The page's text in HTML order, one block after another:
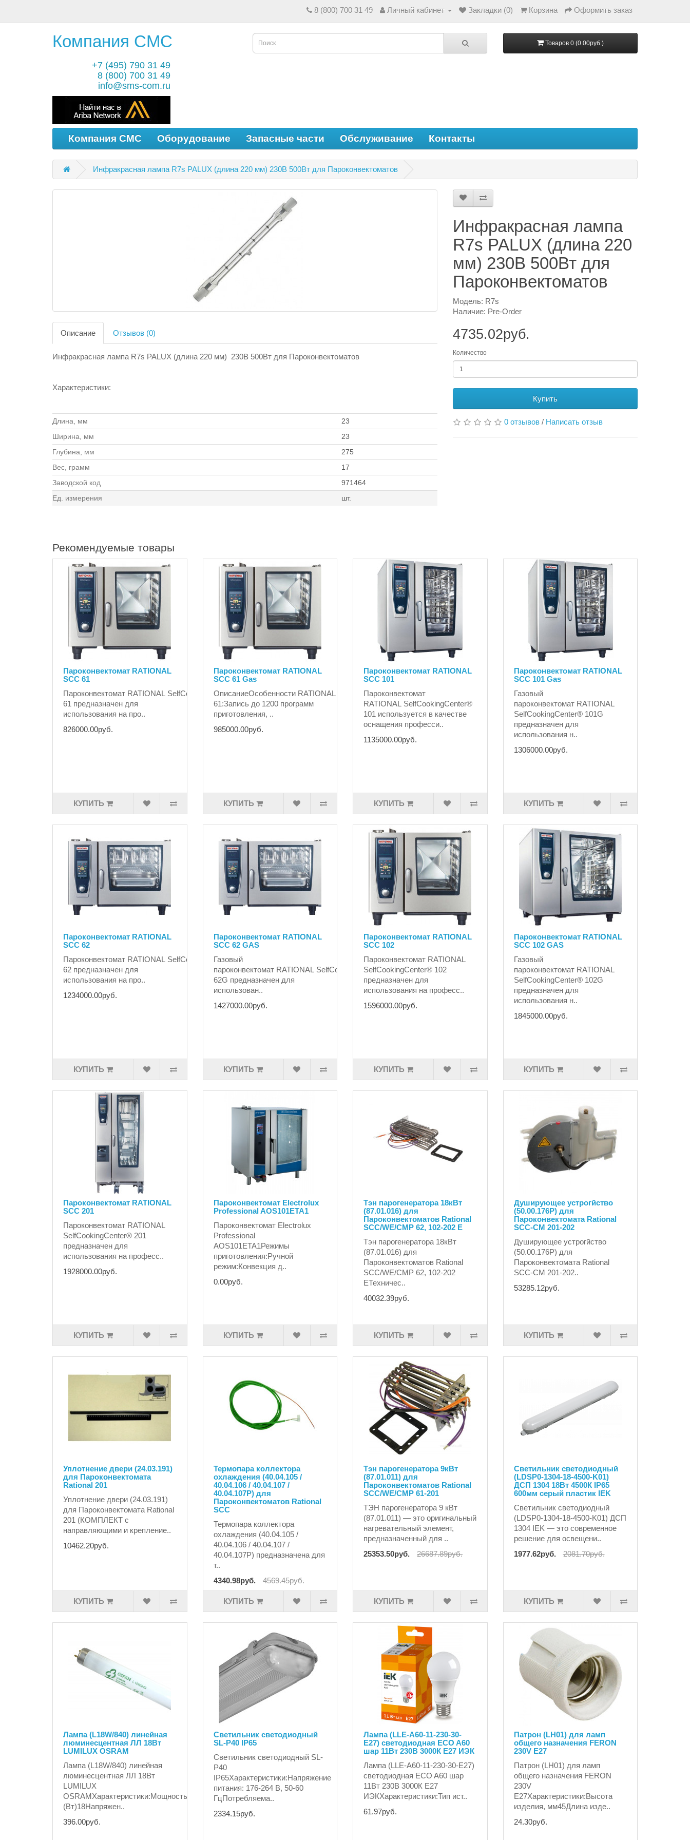
8 (800) 700 31 49 Личный кабинет Закладки (0) Корзина Оформить заказ
Компания СМС
+7 (495) 790 31 49
8 (800) 700 31 49
info@sms-com.ru
Товаров 0 (0.00руб.)
Компания СМС Оборудование Запасные части Обслуживание Контакты
Инфракрасная лампа R7s PALUX (длина 220 мм) 230В 500Вт для Пароконвектоматов
Описание Отзывов (0)
Инфракрасная лампа R7s PALUX (длина 220 мм) 230В 500Вт для Пароконвектоматов
Характеристики:
Длина, мм
23
Ширина, мм
23
Глубина, мм
275
Вес, грамм
17
Заводской код
971464
Ед. измерения
шт.
Инфракрасная лампа
R7s PALUX (длина 220
мм) 230В 500Вт для
Пароконвектоматов
Модель: R7s
Наличие: Pre-Order
4735.02руб.
Количество
Купить
0 отзывов / Написать отзыв
Рекомендуемые товары
Пароконвектомат RATIONAL
SCC 61
Пароконвектомат RATIONAL SelfCookingCenter®
61 ​предназначен для
использования на про..
826000.00руб.
КУПИТЬ
Пароконвектомат RATIONAL
SCC 61 Gas
ОписаниеОсобенности RATIONAL SelfCookingCenter®
61:Запись до 1200 программ
приготовления, ..
985000.00руб.
КУПИТЬ
Пароконвектомат RATIONAL
SCC 101
Пароконвектомат
RATIONAL SelfCookingCenter®
101 используется в качестве
оснащения професси..
1135000.00руб.
КУПИТЬ
Пароконвектомат RATIONAL
SCC 101 Gas
Газовый
пароконвектомат RATIONAL
SelfCookingCenter® 101G ​
предназначен для
использования н..
1306000.00руб.
КУПИТЬ
Пароконвектомат RATIONAL
SCC 62
Пароконвектомат RATIONAL SelfCookingCenter®
62 ​предназначен для
использования на про..
1234000.00руб.
КУПИТЬ
Пароконвектомат RATIONAL
SCC 62 GAS
Газовый
пароконвектомат RATIONAL SelfCookingCenter®
62G ​предназначен для
использован..
1427000.00руб.
КУПИТЬ
Пароконвектомат RATIONAL
SCC 102
Пароконвектомат RATIONAL
SelfCookingCenter® 102 ​
предназначен для
использования на професс..
1596000.00руб.
КУПИТЬ
Пароконвектомат RATIONAL
SCC 102 GAS
Газовый
пароконвектомат RATIONAL
SelfCookingCenter® 102G ​
предназначен для
использования н..
1845000.00руб.
КУПИТЬ
Пароконвектомат RATIONAL
SCC 201
Пароконвектомат RATIONAL
SelfCookingCenter® 201 ​
предназначен для
использования на професс..
1928000.00руб.
КУПИТЬ
Пароконвектомат Electrolux
Professional AOS101ETA1
Пароконвектомат Electrolux
Professional
AOS101ETA1Режимы
приготовления:Ручной
режим:Конвекция д..
0.00руб.
КУПИТЬ
Тэн парогенератора 18кВт
(87.01.016) для
Пароконвектоматов Rational
SCC/WE/CMP 62, 102-202 E
Тэн парогенератора 18кВт
(87.01.016) для
Пароконвектоматов Rational
SCC/WE/CMP 62, 102-202
EТехничес..
40032.39руб.
КУПИТЬ
Душирующее устрогйство
(50.00.176P) для
Пароконвектомата Rational
SCC-CM 201-202
Душирующее устрогйство
(50.00.176P) для
Пароконвектомата Rational
SCC-CM 201-202..
53285.12руб.
КУПИТЬ
Уплотнение двери (24.03.191)
для Пароконвектомата
Rational 201
Уплотнение двери (24.03.191)
для Пароконвектомата Rational
201 (КОМПЛЕКТ с
направляющими и крепление..
10462.20руб.
КУПИТЬ
Термопара коллектора
охлаждения (40.04.105 /
40.04.106 / 40.04.107 /
40.04.107P) для
Пароконвектоматов Rational
SCC
Термопара коллектора
охлаждения (40.04.105 /
40.04.106 / 40.04.107 /
40.04.107P) предназначена для
т..
4340.98руб.
4569.45руб.
КУПИТЬ
Тэн парогенератора 9кВт
(87.01.011) для
Пароконвектоматов Rational
SCC/WE/CMP 61-201
ТЭН парогенератора 9 кВт
(87.01.011) — это оригинальный
нагревательный элемент,
предназначенный для ..
25353.50руб.
26687.89руб.
КУПИТЬ
Светильник светодиодный
(LDSP0-1304-18-4500-K01)
ДСП 1304 18Вт 4500К IP65
600мм серый пластик IEK
Светильник светодиодный
(LDSP0-1304-18-4500-K01) ДСП
1304 IEK — это современное
решение для освещени..
1977.62руб.
2081.70руб.
КУПИТЬ
Лампа (L18W/840) линейная
люминесцентная ЛЛ 18Вт
LUMILUX OSRAM
Лампа (L18W/840) линейная
люминесцентная ЛЛ 18Вт
LUMILUX
OSRAMХарактеристики:Мощность
(Вт)18Напряжен..
396.00руб.
Светильник светодиодный
SL-P40 IP65
Светильник светодиодный SL-
P40
IP65Характеристики:Напряжение
питания: 176-264 В, 50-60
ГцПотребляема..
2334.15руб.
Лампа (LLE-A60-11-230-30-
E27) светодиодная ECO A60
шар 11Вт 230В 3000К E27 ИЭК
Лампа (LLE-A60-11-230-30-E27)
светодиодная ECO A60 шар
11Вт 230В 3000К E27
ИЭКХарактеристики:Тип ист..
61.97руб.
Патрон (LH01) для ламп
общего назначения FERON
230V E27
Патрон (LH01) для ламп
общего назначения FERON
230V
E27Характеристики:Высота
изделия, мм45Длина изде..
24.30руб.